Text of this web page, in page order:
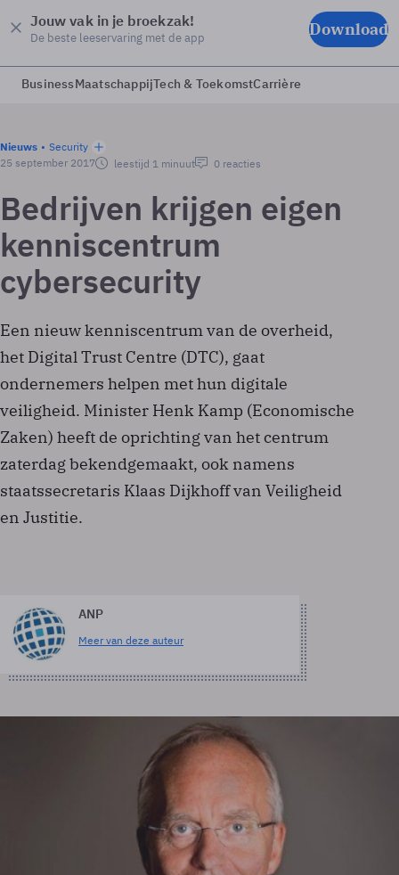
Jouw vak in je broekzak!
De beste leeservaring met de app Download
BusinessMaatschappijTech & ToekomstCarrière
Nieuws
Security
25 september 2017
leestijd 1 minuut 0 reacties
Bedrijven krijgen eigen
kenniscentrum
cybersecurity
Een nieuw kenniscentrum van de overheid,
het Digital Trust Centre (DTC), gaat
ondernemers helpen met hun digitale
veiligheid. Minister Henk Kamp (Economische
Zaken) heeft de oprichting van het centrum
zaterdag bekendgemaakt, ook namens
staatssecretaris Klaas Dijkhoff van Veiligheid
en Justitie.
ANP
Meer van deze auteur